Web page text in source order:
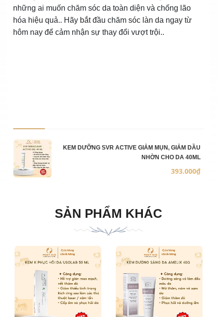
những ai muốn chăm sóc da toàn diện và chống lão
hóa hiệu quả.. Hãy bắt đầu chăm sóc làn da ngay từ
hôm nay để cảm nhận sự thay đổi vượt trội..
Ảnh sản phẩmKEM DƯỠNG SVR ACTIVE GIẢM MỤN, GIẢM DẦU
NHỜN CHO DA 40ML
393.000₫
SẢN PHẨM KHÁC